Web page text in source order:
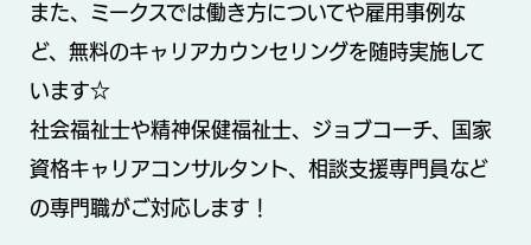
また、ミークスでは働き方についてや雇用事例な
ど、無料のキャリアカウンセリングを随時実施して
います☆
社会福祉士や精神保健福祉士、ジョブコーチ、国家
資格キャリアコンサルタント、相談支援専門員など
の専門職がご対応します！